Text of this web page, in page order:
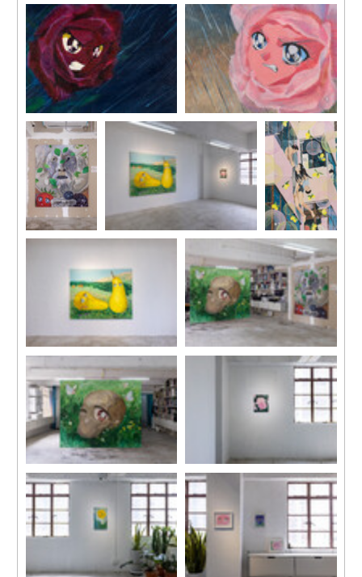
灣工作室，2023
布面丙烯
100 x 115 cm
《暴風雨 No.1》，2023
布面丙烯
52 x 76.5 cm
《暴風雨 No.2》，2023
布面丙烯
61.5 x 76 cm
《草莓！藍
有薄荷！》，
布面丙烯
182 x 159.5 cm
展覽現場，“春”，馬凌畫廊田
《兩個梨》，2022
布面丙烯
159.5 x 199 cm
展覽現場，“春”，馬凌畫廊田
《頭骨》，2023
布面丙烯
169.5 x 205.4 cm
《親吻的玫瑰》，2023
布面丙烯
43.2 x 36.5 cm
《跳樓女
子》，2015
紙上鉛筆、丙
烯
157.4 x 109.2
cm